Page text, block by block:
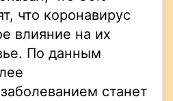
что коронавирус
влияние на их
По данным
станет